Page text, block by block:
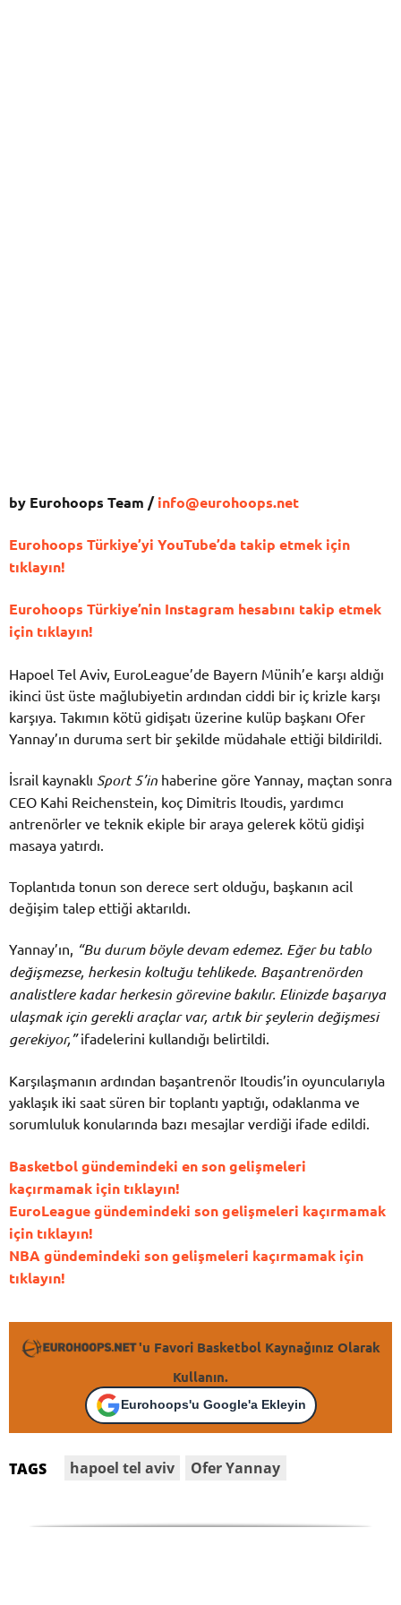
by Eurohoops Team /info@eurohoops.net
Eurohoops Türkiye’yi YouTube’da takip etmek için
tıklayın!
Eurohoops Türkiye’nin Instagram hesabını takip etmek
için tıklayın!
Hapoel Tel Aviv, EuroLeague’de Bayern Münih’e karşı aldığı
ikinci üst üste mağlubiyetin ardından ciddi bir iç krizle karşı
karşıya. Takımın kötü gidişatı üzerine kulüp başkanı Ofer
Yannay’ın duruma sert bir şekilde müdahale ettiği bildirildi.
İsrail kaynaklı Sport 5’in haberine göre Yannay, maçtan sonra
CEO Kahi Reichenstein, koç Dimitris Itoudis, yardımcı
antrenörler ve teknik ekiple bir araya gelerek kötü gidişi
masaya yatırdı.
Toplantıda tonun son derece sert olduğu, başkanın acil
değişim talep ettiği aktarıldı.
Yannay’ın, “Bu durum böyle devam edemez. Eğer bu tablo
değişmezse, herkesin koltuğu tehlikede. Başantrenörden
analistlere kadar herkesin görevine bakılır. Elinizde başarıya
ulaşmak için gerekli araçlar var, artık bir şeylerin değişmesi
gerekiyor,”ifadelerini kullandığı belirtildi.
Karşılaşmanın ardından başantrenör Itoudis’in oyuncularıyla
yaklaşık iki saat süren bir toplantı yaptığı, odaklanma ve
sorumluluk konularında bazı mesajlar verdiği ifade edildi.
Basketbol gündemindeki en son gelişmeleri
kaçırmamak için tıklayın!
EuroLeague gündemindeki son gelişmeleri kaçırmamak
için tıklayın!
NBA gündemindeki son gelişmeleri kaçırmamak için
tıklayın!
'u Favori Basketbol Kaynağınız Olarak
Kullanın.
Eurohoops'u Google'a Ekleyin
TAGS hapoel tel aviv Ofer Yannay